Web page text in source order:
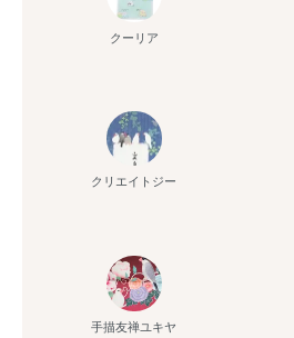
クーリア
クリエイトジー
手描友禅ユキヤ